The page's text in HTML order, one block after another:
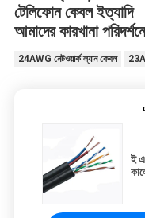
টেলিফোন কেবল ইত্যাদি
আমাদের কারখানা
24AWG নেটওয়ার্ক ল্যান কেবল
ই